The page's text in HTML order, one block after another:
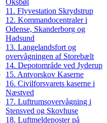
Oksbøl
11. Flyvestation Skrydstrup
12. Kommandocentraler i
Odense, Skanderborg og
Hadsund
13. Langelandsfort og
overvågningen af Storebælt
14. Depotområde ved Jyderup
15. Antvorskov Kaserne
16. Civilforsvarets kaserne i
Næstved
17. Luftrumsovervågning i
Stensved og Skovhuse
18. Luftmeldeposter på